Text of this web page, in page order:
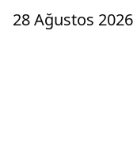
28 Ağustos